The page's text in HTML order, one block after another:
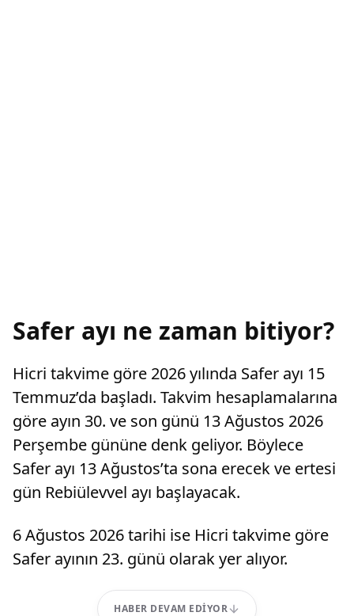
Safer ayı ne zaman bitiyor?
Hicri takvime göre 2026 yılında Safer ayı 15
Temmuz’da başladı. Takvim hesaplamalarına
göre ayın 30. ve son günü 13 Ağustos 2026
Perşembe gününe denk geliyor. Böylece
Safer ayı 13 Ağustos’ta sona erecek ve ertesi
gün Rebiülevvel ayı başlayacak.
6 Ağustos 2026 tarihi ise Hicri takvime göre
Safer ayının 23. günü olarak yer alıyor.
HABER DEVAM EDIYOR